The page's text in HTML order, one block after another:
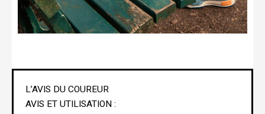
L’AVIS DU COUREUR
AVIS ET UTILISATION :